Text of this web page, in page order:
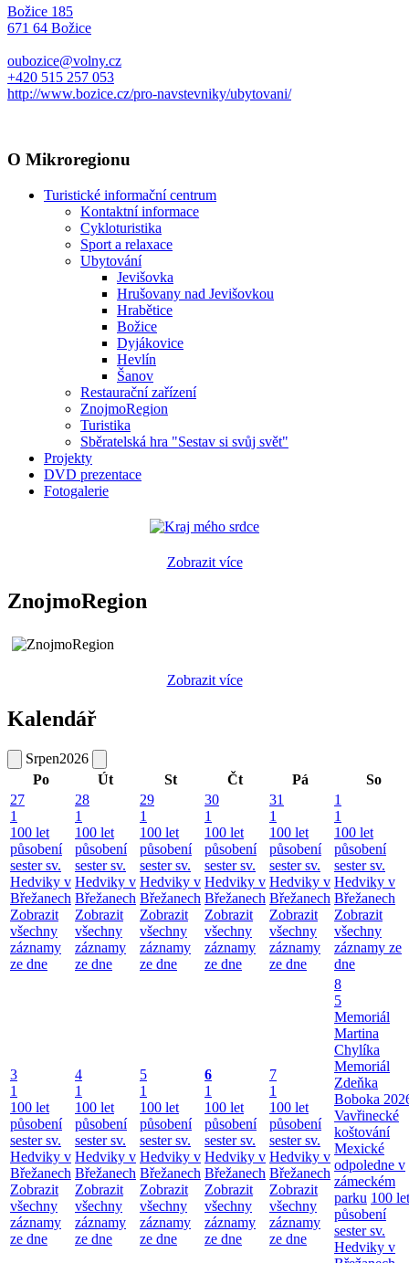
Božice 185
671 64 Božice
oubozice@volny.cz
+420 515 257 053
http://www.bozice.cz/pro-navstevniky/ubytovani/
O Mikroregionu
Turistické informační centrum
Kontaktní informace
Cykloturistika
Sport a relaxace
Ubytování
Jevišovka
Hrušovany nad Jevišovkou
Hrabětice
Božice
Dyjákovice
Hevlín
Šanov
Restaurační zařízení
ZnojmoRegion
Turistika
Sběratelská hra "Sestav si svůj svět"
Projekty
DVD prezentace
Fotogalerie
Zobrazit více
ZnojmoRegion
Zobrazit více
Kalendář
Srpen2026
Po
Út St Čt Pá
So
27
1
100 let
působení
sester sv.
Hedviky v
Břežanech
Zobrazit
všechny
záznamy
ze dne
28
1
100 let
působení
sester sv.
Hedviky v
Břežanech
Zobrazit
všechny
záznamy
ze dne
29
1
100 let
působení
sester sv.
Hedviky v
Břežanech
Zobrazit
všechny
záznamy
ze dne
30
1
100 let
působení
sester sv.
Hedviky v
Břežanech
Zobrazit
všechny
záznamy
ze dne
31
1
100 let
působení
sester sv.
Hedviky v
Břežanech
Zobrazit
všechny
záznamy
ze dne
1
1
100 let
působení
sester sv.
Hedviky v
Břežanech
Zobrazit
všechny
záznamy ze
dne
3
1
100 let
působení
sester sv.
Hedviky v
Břežanech
Zobrazit
všechny
záznamy
ze dne
4
1
100 let
působení
sester sv.
Hedviky v
Břežanech
Zobrazit
všechny
záznamy
ze dne
5
1
100 let
působení
sester sv.
Hedviky v
Břežanech
Zobrazit
všechny
záznamy
ze dne
6
1
100 let
působení
sester sv.
Hedviky v
Břežanech
Zobrazit
všechny
záznamy
ze dne
7
1
100 let
působení
sester sv.
Hedviky v
Břežanech
Zobrazit
všechny
záznamy
ze dne
8
5
Memoriál
Martina
Chylíka
Memoriál
Zdeňka
Boboka
Vavřinecké
koštování
Mexické
odpoledne v
zámeckém
parku 100 let
působení
sester sv.
Hedviky v